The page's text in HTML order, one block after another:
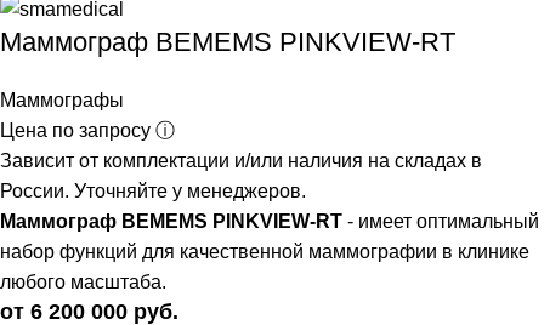
Маммограф BEMEMS PINKVIEW-RT
Маммографы
Цена по запросу ⓘ
Зависит от комплектации и/или наличия на складах в
России. Уточняйте у менеджеров.
Маммограф BEMEMS PINKVIEW-RT - имеет оптимальный
набор функций для качественной маммографии в клинике
любого масштаба.
от 6 200 000 руб.